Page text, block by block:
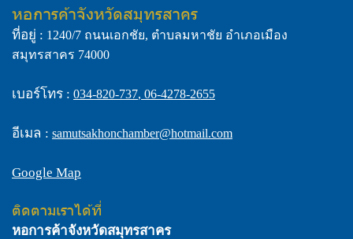
หอการค้าจังหวัดสมุทรสาคร
ที่อยู่ : 1240/7 ถนนเอกชัย, ตำบลมหาชัย อำเภอเมือง
สมุทรสาคร 74000
เบอร์โทร : 034-820-737, 06-4278-2655
อีเมล : samutsakhonchamber@hotmail.com
Google Map
ติดตามเราได้ที่
หอการค้าจังหวัดสมุทรสาคร